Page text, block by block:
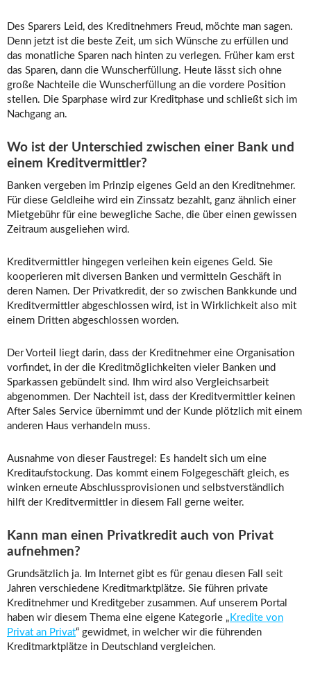
Des Sparers Leid, des Kreditnehmers Freud, möchte man sagen.
Denn jetzt ist die beste Zeit, um sich Wünsche zu erfüllen und
das monatliche Sparen nach hinten zu verlegen. Früher kam erst
das Sparen, dann die Wunscherfüllung. Heute lässt sich ohne
große Nachteile die Wunscherfüllung an die vordere Position
stellen. Die Sparphase wird zur Kreditphase und schließt sich im
Nachgang an.
Wo ist der Unterschied zwischen einer Bank und
einem Kreditvermittler?
Banken vergeben im Prinzip eigenes Geld an den Kreditnehmer.
Für diese Geldleihe wird ein Zinssatz bezahlt, ganz ähnlich einer
Mietgebühr für eine bewegliche Sache, die über einen gewissen
Zeitraum ausgeliehen wird.
Kreditvermittler hingegen verleihen kein eigenes Geld. Sie
kooperieren mit diversen Banken und vermitteln Geschäft in
deren Namen. Der Privatkredit, der so zwischen Bankkunde und
Kreditvermittler abgeschlossen wird, ist in Wirklichkeit also mit
einem Dritten abgeschlossen worden.
Der Vorteil liegt darin, dass der Kreditnehmer eine Organisation
vorfindet, in der die Kreditmöglichkeiten vieler Banken und
Sparkassen gebündelt sind. Ihm wird also Vergleichsarbeit
abgenommen. Der Nachteil ist, dass der Kreditvermittler keinen
After Sales Service übernimmt und der Kunde plötzlich mit einem
anderen Haus verhandeln muss.
Ausnahme von dieser Faustregel: Es handelt sich um eine
Kreditaufstockung. Das kommt einem Folgegeschäft gleich, es
winken erneute Abschlussprovisionen und selbstverständlich
hilft der Kreditvermittler in diesem Fall gerne weiter.
Kann man einen Privatkredit auch von Privat
aufnehmen?
Grundsätzlich ja. Im Internet gibt es für genau diesen Fall seit
Jahren verschiedene Kreditmarktplätze. Sie führen private
Kreditnehmer und Kreditgeber zusammen. Auf unserem Portal
haben wir diesem Thema eine eigene Kategorie „ Kredite von
Privat an Privat“ gewidmet, in welcher wir die führenden
Kreditmarktplätze in Deutschland vergleichen.